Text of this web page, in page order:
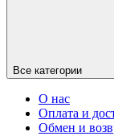
Все категории
О нас
Оплата и
Обмен и